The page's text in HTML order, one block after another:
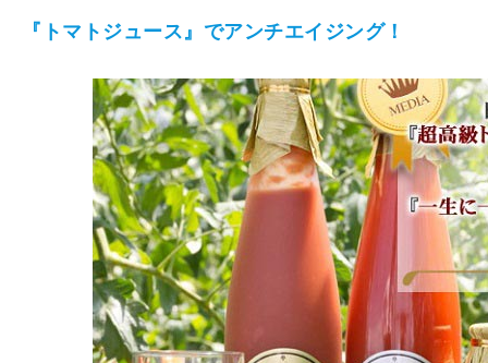
『トマトジュース』でアンチエイジング！